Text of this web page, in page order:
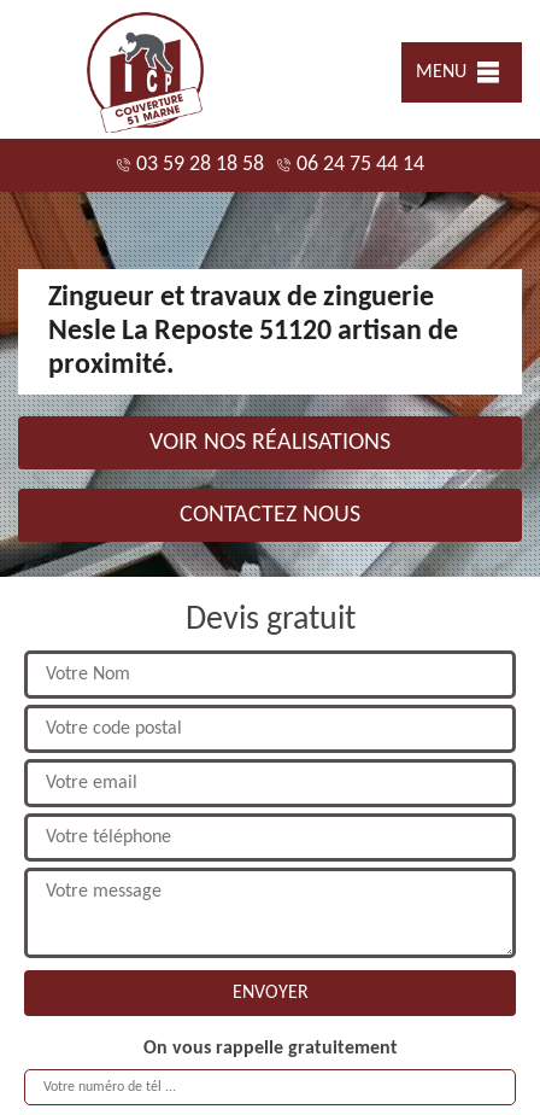
MENU
03 59 28 18 58 06 24 75 44 14
Zingueur et travaux de zinguerie
Nesle La Reposte 51120 artisan de
proximité.
VOIR NOS RÉALISATIONS
CONTACTEZ NOUS
Devis gratuit
On vous rappelle gratuitement